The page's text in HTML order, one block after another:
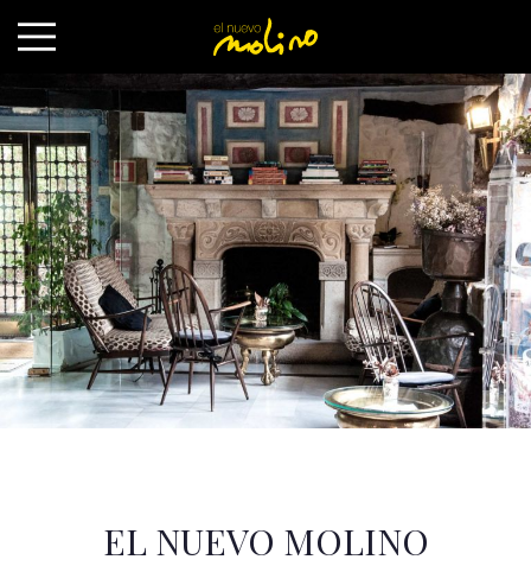
EL NUEVO MOLINO